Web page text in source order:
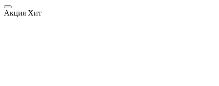
Акция Хит